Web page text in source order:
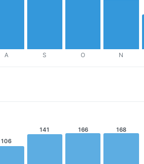
A S O N
106
141 166 168